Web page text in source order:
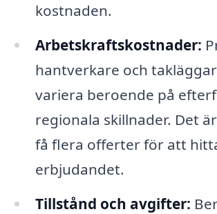
kostnaden.
Arbetskraftskostnader:
hantverkare och
variera beroende på
regionala skillnader. Det
få flera offerter för att
erbjudandet.
Tillstånd och avgifter: